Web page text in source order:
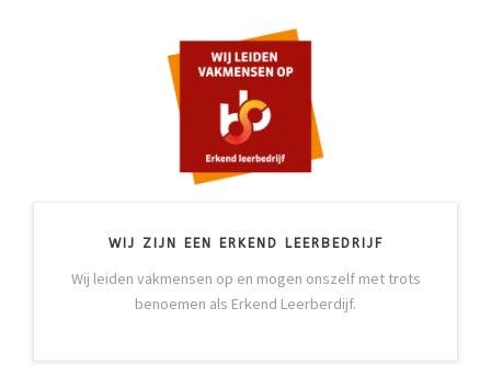
WIJ ZIJN EEN ERKEND LEERBEDRIJF
Wij leiden vakmensen op en mogen onszelf met trots
benoemen als Erkend Leerberdijf.